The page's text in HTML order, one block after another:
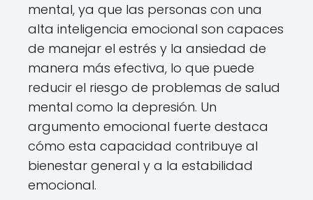
mental, ya que las personas con una
alta inteligencia emocional son capaces
de manejar el estrés y la ansiedad de
manera más efectiva, lo que puede
reducir el riesgo de problemas de salud
mental como la depresión. Un
argumento emocional fuerte destaca
cómo esta capacidad contribuye al
bienestar general y a la estabilidad
emocional.